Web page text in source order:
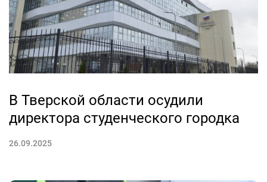
В Тверской области осудили
директора студенческого городка
26.09.2025